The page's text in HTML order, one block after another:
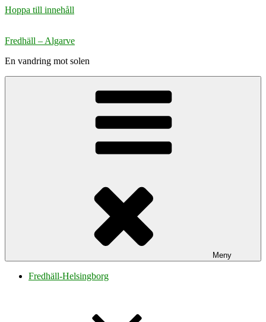
Hoppa till innehåll
Fredhäll – Algarve
En vandring mot solen
Meny
Fredhäll-Helsingborg